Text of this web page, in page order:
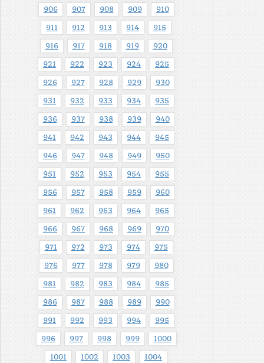
906 907 908 909 910
911 912 913 914 915
916 917 918 919 920
921 922 923 924 925
926 927 928 929 930
931 932 933 934 935
936 937 938 939 940
941 942 943 944 945
946 947 948 949 950
951 952 953 954 955
956 957 958 959 960
961 962 963 964 965
966 967 968 969 970
971 972 973 974 975
976 977 978 979 980
981 982 983 984 985
986 987 988 989 990
991 992 993 994 995
996 997 998 999 1000
1001 1002 1003 1004